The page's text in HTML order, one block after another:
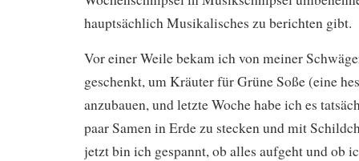
hauptsächlich Musikalisches zu berichten gibt.
Vor einer Weile bekam ich von meiner
geschenkt, um Kräuter für Grüne Soße (eine
anzubauen, und letzte Woche habe ich es
paar Samen in Erde zu stecken und mit
jetzt bin ich gespannt, ob alles aufgeht und ob